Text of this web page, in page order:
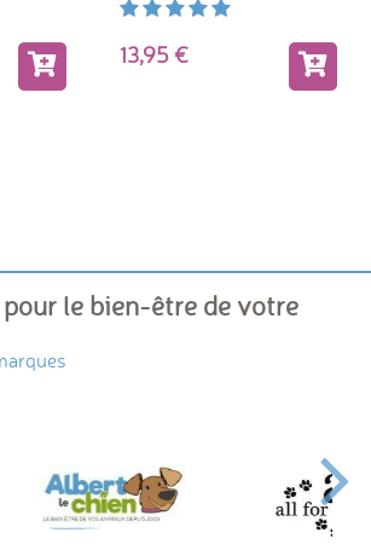
13,95
pour le bien-être de votre